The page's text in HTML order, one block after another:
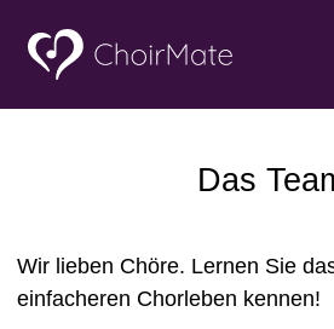
Das
Wir lieben Chöre. Lernen Sie
einfacheren Chorleben kennen!